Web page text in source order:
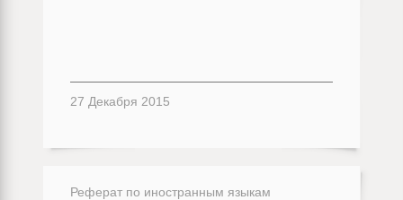
27 Декабря 2015
Реферат по иностранным языкам